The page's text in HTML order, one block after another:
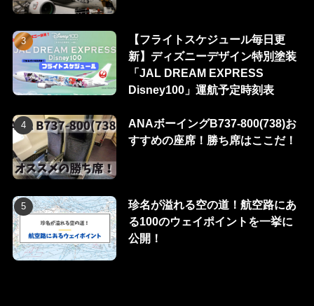
【フライトスケジュール毎日更
新】ディズニーデザイン特別塗装
「JAL DREAM EXPRESS
Disney100」運航予定時刻表
ANAボーイングB737-800(738)お
すすめの座席！勝ち席はここだ！
珍名が溢れる空の道！航空路にあ
る100のウェイポイントを一挙に
公開！